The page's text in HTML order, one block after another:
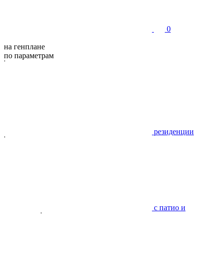
0
на генплане
по параметрам
резиденции
с патио и